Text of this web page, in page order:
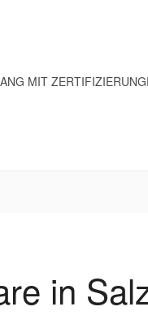
MIT ZERTIFIZIERUNG
in